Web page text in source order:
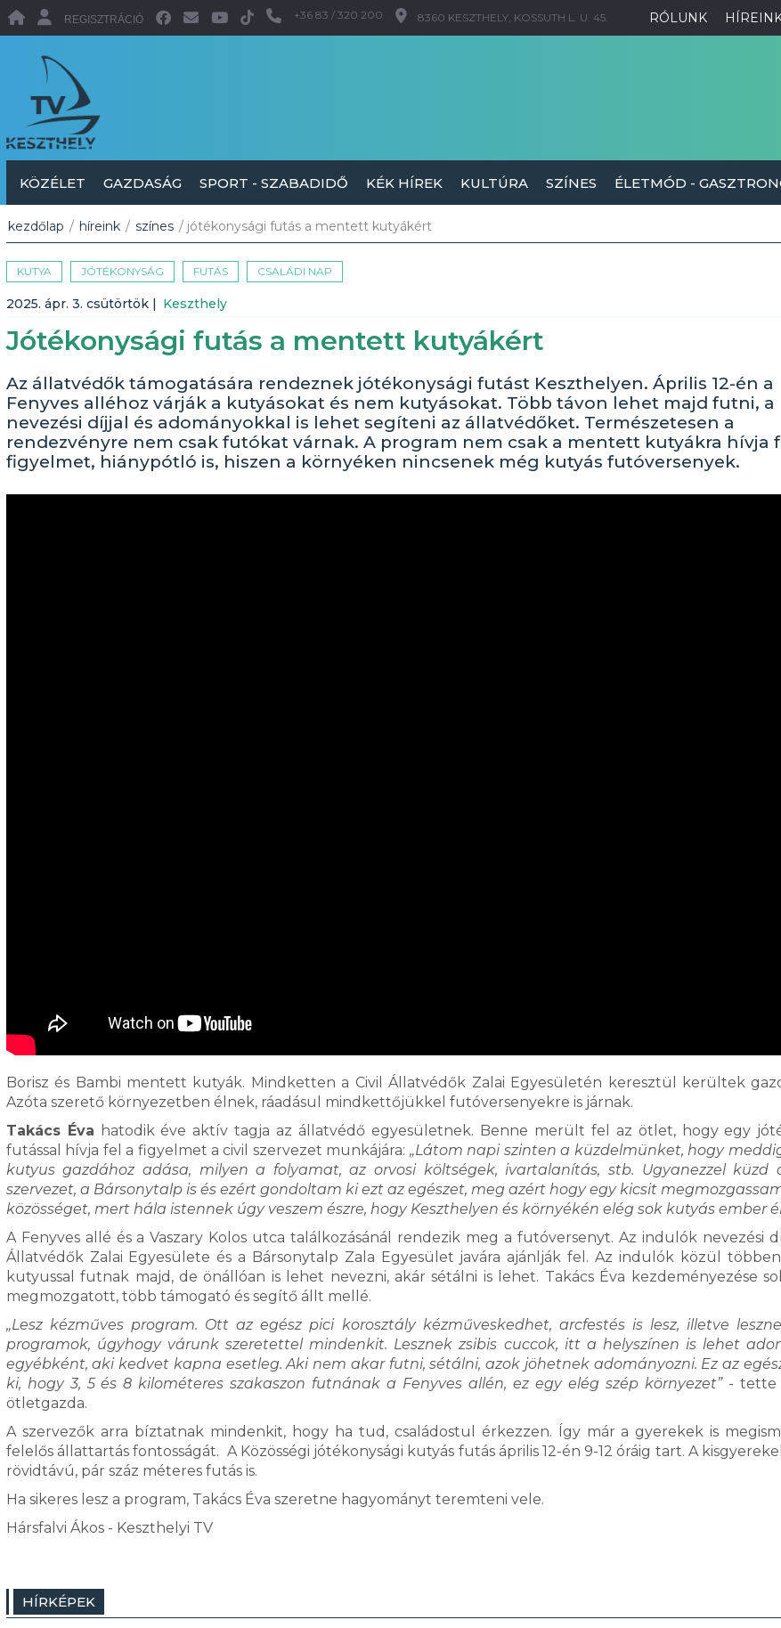
RÓLUNK
REGISZTRÁCIÓ +36 83 / 320 200 8360 KESZTHELY, KOSSUTH L. U. 45.
KÖZÉLET GAZDASÁG SPORT - SZABADIDŐ KÉK HÍREK KULTÚRA SZÍNES ÉLETMÓD -
kezdőlap / híreink / színes / jótékonysági futás a mentett kutyákért
KUTYA JÓTÉKONYSÁG FUTÁS CSALÁDI NAP
2025. ápr. 3. csütörtök | Keszthely
Jótékonysági futás a mentett kutyákért
Az állatvédők támogatására rendeznek jótékonysági futást Keszthelyen. Április 12-én a
Fenyves alléhoz várják a kutyásokat és nem kutyásokat. Több távon lehet majd futni, a
nevezési díjjal és adományokkal is lehet segíteni az állatvédőket. Természetesen a
rendezvényre nem csak futókat várnak. A program nem csak a mentett kutyákra hívja
figyelmet, hiánypótló is, hiszen a környéken nincsenek még kutyás futóversenyek.
Borisz és Bambi mentett kutyák. Mindketten a Civil Állatvédők Zalai Egyesületén keresztül kerültek
Azóta szerető környezetben élnek, ráadásul mindkettőjükkel futóversenyekre is járnak.
Takács Éva hatodik éve aktív tagja az állatvédő egyesületnek. Benne merült fel az ötlet, hogy egy
futással hívja fel a figyelmet a civil szervezet munkájára: „Látom napi szinten a küzdelmünket, hogy
kutyus gazdához adása, milyen a folyamat, az orvosi költségek, ivartalanítás, stb. Ugyanezzel küzd
szervezet, a Bársonytalp is és ezért gondoltam ki ezt az egészet, meg azért hogy egy kicsit
közösséget, mert hála istennek úgy veszem észre, hogy Keszthelyen és környékén elég sok kutyás ember
A Fenyves allé és a Vaszary Kolos utca találkozásánál rendezik meg a futóversenyt. Az indulók nevezési
Állatvédők Zalai Egyesülete és a Bársonytalp Zala Egyesület javára ajánlják fel. Az indulók közül
kutyussal futnak majd, de önállóan is lehet nevezni, akár sétálni is lehet. Takács Éva kezdeményezése
megmozgatott, több támogató és segítő állt mellé.
„Lesz kézműves program. Ott az egész pici korosztály kézműveskedhet, arcfestés is lesz, illetve
programok, úgyhogy várunk szeretettel mindenkit. Lesznek zsibis cuccok, itt a helyszínen is lehet
egyébként, aki kedvet kapna esetleg. Aki nem akar futni, sétálni, azok jöhetnek adományozni. Ez az
ki, hogy 3, 5 és 8 kilométeres szakaszon futnának a Fenyves allén, ez egy elég szép környezet” -tette
ötletgazda.
A szervezők arra bíztatnak mindenkit, hogy ha tud, családostul érkezzen. Így már a gyerekek is
felelős állattartás fontosságát. A Közösségi jótékonysági kutyás futás április 12-én 9-12 óráig tart. A
rövidtávú, pár száz méteres futás is.
Ha sikeres lesz a program, Takács Éva szeretne hagyományt teremteni vele.
Hársfalvi Ákos - Keszthelyi TV
HÍRKÉPEK